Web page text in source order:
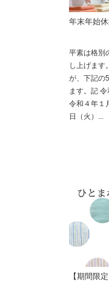
年末年始
平素は格別
し上げます
が、下記の
ます。記
令和４年１
日（火）...
【期間限